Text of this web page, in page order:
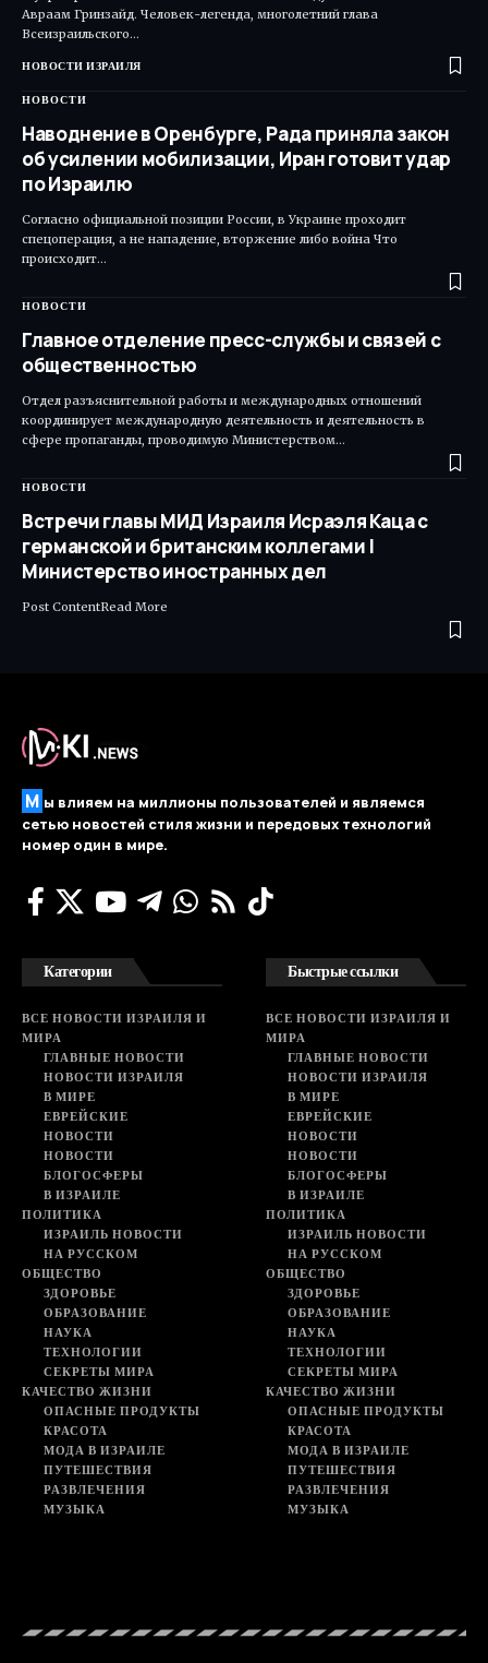
Авраам Гринзайд. Человек-легенда, многолетний глава
Всеизраильского…
НОВОСТИ ИЗРАИЛЯ
НОВОСТИ
Наводнение в Оренбурге, Рада приняла закон
об усилении мобилизации, Иран готовит удар
по Израилю
Согласно официальной позиции России, в Украине проходит
спецоперация, а не нападение, вторжение либо война Что
происходит…
НОВОСТИ
Главное отделение пресс-службы и связей с
общественностью
Отдел разъяснительной работы и международных отношений
координирует международную деятельность и деятельность в
сфере пропаганды, проводимую Министерством…
НОВОСТИ
Встречи главы МИД Израиля Исраэля Каца с
германской и британским коллегами |
Министерство иностранных дел
Post ContentRead More ​
М ы влияем на миллионы пользователей и являемся
сетью новостей стиля жизни и передовых технологий
номер один в мире.
Категории
ВСЕ НОВОСТИ ИЗРАИЛЯ И
МИРА
ГЛАВНЫЕ НОВОСТИ
НОВОСТИ ИЗРАИЛЯ
В МИРЕ
ЕВРЕЙСКИЕ
НОВОСТИ
НОВОСТИ
БЛОГОСФЕРЫ
В ИЗРАИЛЕ
ПОЛИТИКА
ИЗРАИЛЬ НОВОСТИ
НА РУССКОМ
ОБЩЕСТВО
ЗДОРОВЬЕ
ОБРАЗОВАНИЕ
НАУКА
ТЕХНОЛОГИИ
СЕКРЕТЫ МИРА
КАЧЕСТВО ЖИЗНИ
ОПАСНЫЕ ПРОДУКТЫ
КРАСОТА
МОДА В ИЗРАИЛЕ
ПУТЕШЕСТВИЯ
РАЗВЛЕЧЕНИЯ
МУЗЫКА
Быстрые ссылки
ВСЕ НОВОСТИ ИЗРАИЛЯ И
МИРА
ГЛАВНЫЕ НОВОСТИ
НОВОСТИ ИЗРАИЛЯ
В МИРЕ
ЕВРЕЙСКИЕ
НОВОСТИ
НОВОСТИ
БЛОГОСФЕРЫ
В ИЗРАИЛЕ
ПОЛИТИКА
ИЗРАИЛЬ НОВОСТИ
НА РУССКОМ
ОБЩЕСТВО
ЗДОРОВЬЕ
ОБРАЗОВАНИЕ
НАУКА
ТЕХНОЛОГИИ
СЕКРЕТЫ МИРА
КАЧЕСТВО ЖИЗНИ
ОПАСНЫЕ ПРОДУКТЫ
КРАСОТА
МОДА В ИЗРАИЛЕ
ПУТЕШЕСТВИЯ
РАЗВЛЕЧЕНИЯ
МУЗЫКА